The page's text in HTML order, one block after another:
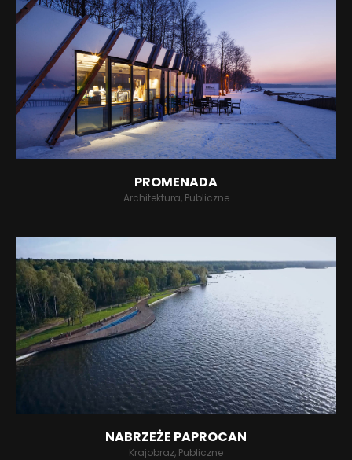
PROMENADA
Architektura, Publiczne
NABRZEŻE PAPROCAN
Krajobraz, Publiczne